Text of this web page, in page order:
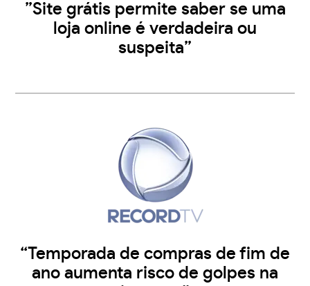
”Site grátis permite saber se uma
loja online é verdadeira ou
suspeita”
“Temporada de compras de fim de
ano aumenta risco de golpes na